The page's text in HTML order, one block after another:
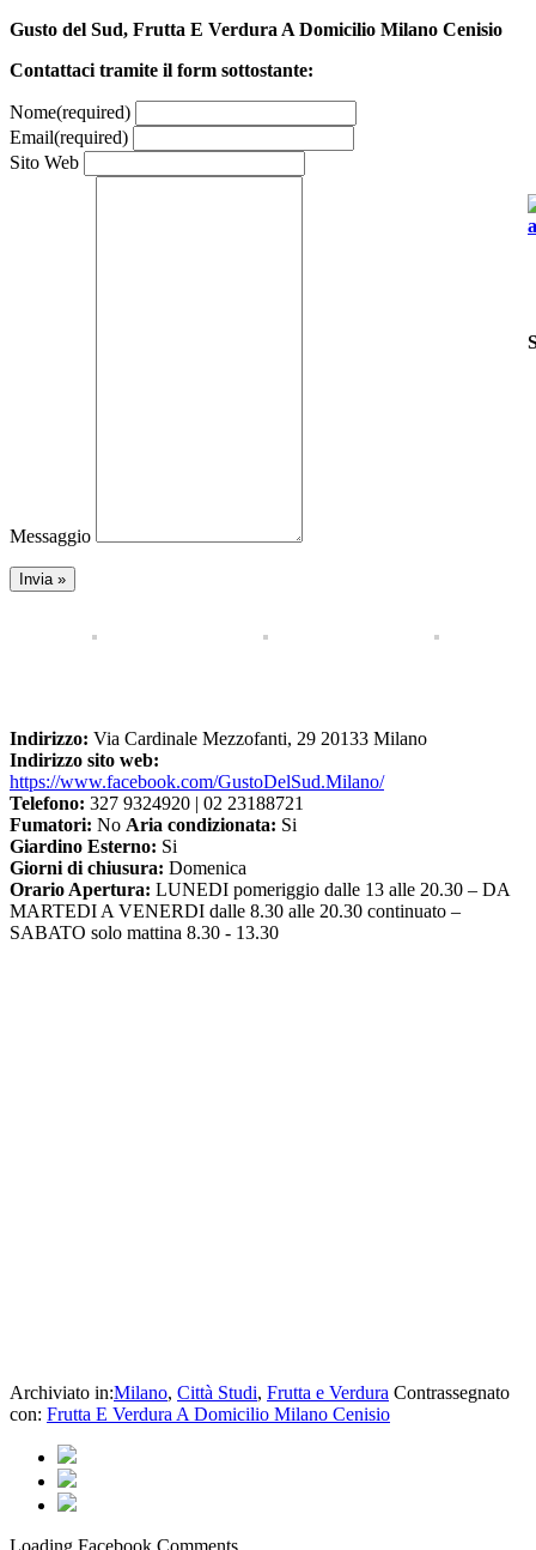
Gusto del Sud, Frutta E Verdura A Domicilio Milano Cenisio
Contattaci tramite il form sottostante:
Nome(required)
Email(required)
Sito Web
Messaggio
Indirizzo: Via Cardinale Mezzofanti, 29 20133 Milano
Indirizzo sito web:
https://www.facebook.com/GustoDelSud.Milano/
Telefono: 327 9324920 | 02 23188721
Fumatori: No Aria condizionata: Si
Giardino Esterno: Si
Giorni di chiusura: Domenica
Orario Apertura: LUNEDI pomeriggio dalle 13 alle 20.30 – DA
MARTEDI A VENERDI dalle 8.30 alle 20.30 continuato –
SABATO solo mattina 8.30 - 13.30
Archiviato in:Milano, Città Studi, Frutta e Verdura Contrassegnato
con: Frutta E Verdura A Domicilio Milano Cenisio
Loading Facebook Comments ...